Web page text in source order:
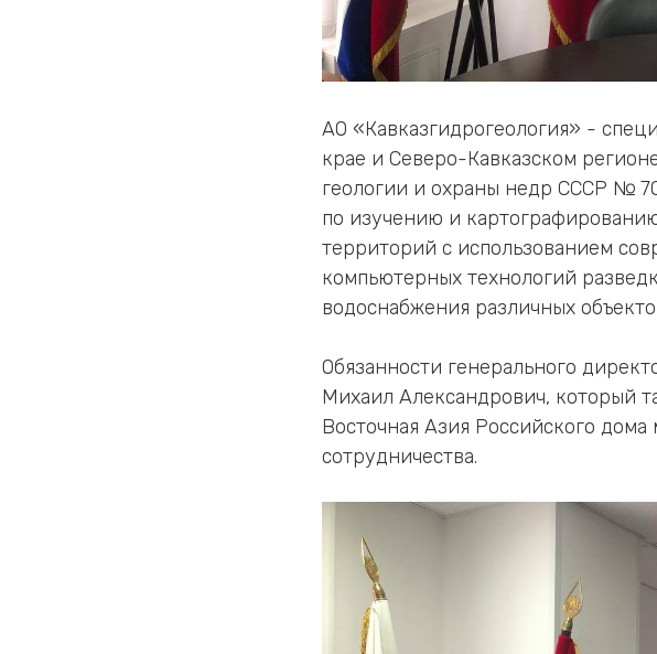
АО «Кавказгидрогеология» -
крае и Северо-Кавказском
геологии и охраны недр СССР №
по изучению и
территорий с использованием
компьютерных технологий
водоснабжения различных
Обязанности генерального
Михаил Александрович, который
Восточная Азия Российского
сотрудничества.